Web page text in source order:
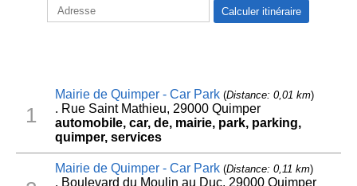
1
Mairie de Quimper - Car Park(Distance: 0,01 km)
. Rue Saint Mathieu, 29000 Quimper
automobile, car, de, mairie, park, parking,
quimper, services
Mairie de Quimper - Car Park(Distance: 0,11 km)
. Boulevard du Moulin au Duc, 29000 Quimper